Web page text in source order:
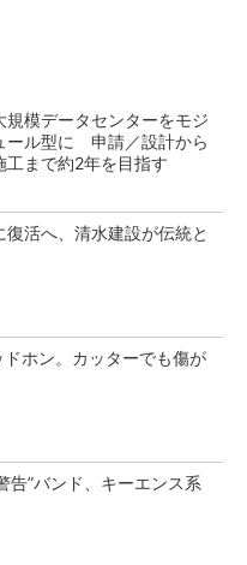
規模データセンターをモジ
ール型に 申請／設計から
工まで約2年を目指す
活へ、清水建設が伝統と
ホン。カッターでも傷が
告”バンド、キーエンス系